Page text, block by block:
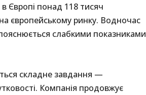
в Європі понад 118 тисяч
європейському ринку. Водночас
слабкими показниками
складне завдання —
Компанія продовжує